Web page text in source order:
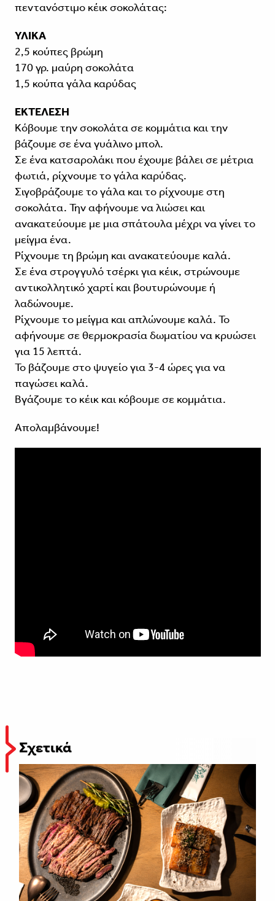
πεντανόστιμο κέικ σοκολάτας:
ΥΛΙΚΑ
2,5 κούπες βρώμη
170 γρ. μαύρη σοκολάτα
1,5 κούπα γάλα καρύδας
ΕΚΤΕΛΕΣΗ
Κόβουμε την σοκολάτα σε κομμάτια και την
βάζουμε σε ένα γυάλινο μπολ.
Σε ένα κατσαρολάκι που έχουμε βάλει σε μέτρια
φωτιά, ρίχνουμε το γάλα καρύδας.
Σιγοβράζουμε το γάλα και το ρίχνουμε στη
σοκολάτα. Την αφήνουμε να λιώσει και
ανακατεύουμε με μια σπάτουλα μέχρι να γίνει το
μείγμα ένα.
Ρίχνουμε τη βρώμη και ανακατεύουμε καλά.
Σε ένα στρογγυλό τσέρκι για κέικ, στρώνουμε
αντικολλητικό χαρτί και βουτυρώνουμε ή
λαδώνουμε.
Ρίχνουμε το μείγμα και απλώνουμε καλά. Το
αφήνουμε σε θερμοκρασία δωματίου να κρυώσει
για 15 λεπτά.
Το βάζουμε στο ψυγείο για 3-4 ώρες για να
παγώσει καλά.
Βγάζουμε το κέικ και κόβουμε σε κομμάτια.
Απολαμβάνουμε!
Σχετικά